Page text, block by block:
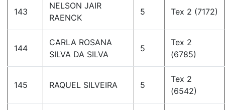
143
NELSON JAIR
RAENCK
5 Tex 2 (7172)
144
CARLA ROSANA
SILVA DA SILVA
5
Tex 2
(6785)
145 RAQUEL SILVEIRA 5
Tex 2
(6542)